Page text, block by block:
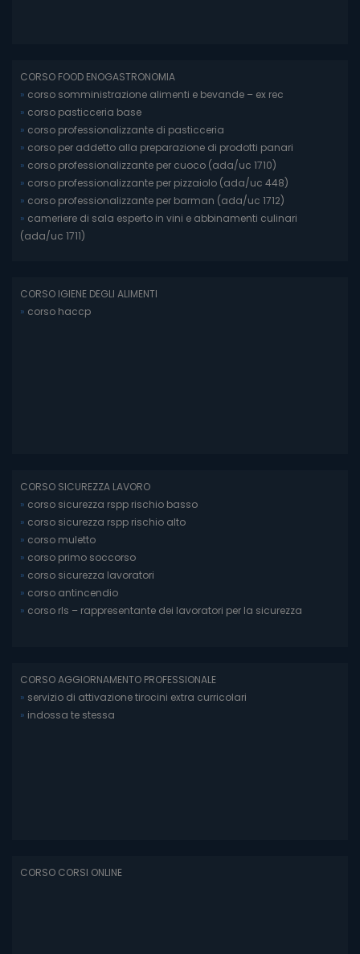
CORSO FOOD ENOGASTRONOMIA
» corso somministrazione alimenti e bevande – ex rec
» corso pasticceria base
» corso professionalizzante di pasticceria
» corso per addetto alla preparazione di prodotti panari
» corso professionalizzante per cuoco (ada/uc 1710)
» corso professionalizzante per pizzaiolo (ada/uc 448)
» corso professionalizzante per barman (ada/uc 1712)
» cameriere di sala esperto in vini e abbinamenti culinari
(ada/uc 1711)
CORSO IGIENE DEGLI ALIMENTI
» corso haccp
CORSO SICUREZZA LAVORO
» corso sicurezza rspp rischio basso
» corso sicurezza rspp rischio alto
» corso muletto
» corso primo soccorso
» corso sicurezza lavoratori
» corso antincendio
» corso rls – rappresentante dei lavoratori per la sicurezza
CORSO AGGIORNAMENTO PROFESSIONALE
» servizio di attivazione tirocini extra curricolari
» indossa te stessa
CORSO CORSI ONLINE